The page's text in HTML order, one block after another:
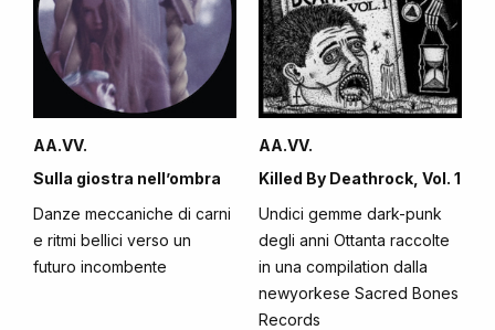
AA.VV.
Sulla giostra nell’ombra
Danze meccaniche di carni
e ritmi bellici verso un
futuro incombente
AA.VV.
Killed By Deathrock, Vol. 1
Undici gemme dark-punk
degli anni Ottanta raccolte
in una compilation dalla
newyorkese Sacred Bones
Records